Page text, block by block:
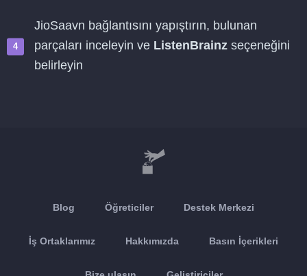
JioSaavn bağlantısını yapıştırın, bulunan
parçaları inceleyin ve ListenBrainz seçeneğini
belirleyin
Blog Öğreticiler Destek Merkezi
İş Ortaklarımız Hakkımızda Basın İçerikleri